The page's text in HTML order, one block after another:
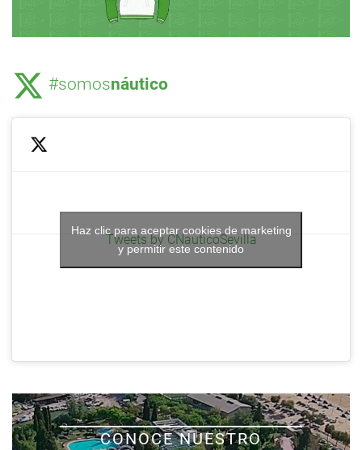
#somosnáutico
Tweets by CNauticoSevilla
Haz clic para aceptar cookies de marketing
y permitir este contenido
CONOCE NUESTRO